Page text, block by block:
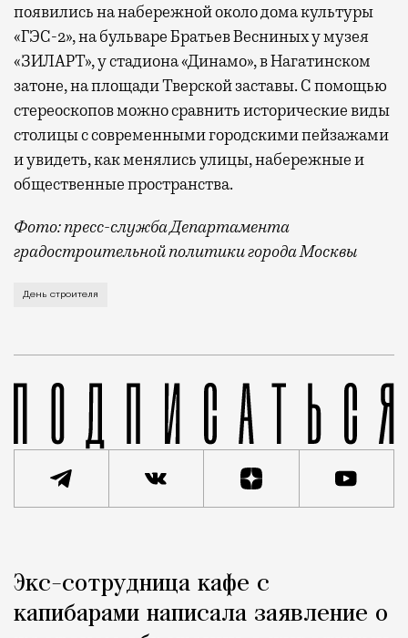
появились на набережной около дома культуры
«ГЭС-2», на бульваре Братьев Весниных у музея
«ЗИЛАРТ», у стадиона «Динамо», в Нагатинском
затоне, на площади Тверской заставы. С помощью
стереоскопов можно сравнить исторические виды
столицы с современными городскими пейзажами
и увидеть, как менялись улицы, набережные и
общественные пространства.
Фото: пресс-служба Департамента
градостроительной политики города Москвы
В этом году профессиональный праздник День
День строителя
Город
Экс-сотрудница кафе с
капибарами написала заявление о